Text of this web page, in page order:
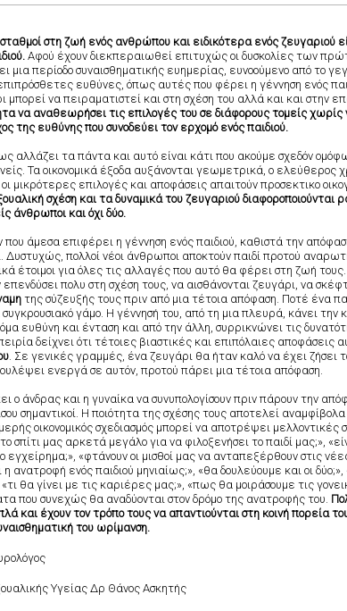
στη ζωή ενός ανθρώπου και ειδικότερα ενός ζευγαριού
Αφού έχουν διεκπεραιωθεί επιτυχώς οι δυσκολίες των
μια περίοδο συναισθηματικής ευημερίας, ευνοούμενο από το
ευθύνες, όπως αυτές που φέρει η γέννηση ενός
μπορεί να πειραματιστεί και στη σχέση του αλλά και και στην
να αναθεωρήσει τις επιλογές του σε διάφορους τομείς
της ευθύνης που συνοδεύει τον ερχομό ενός παιδιού.
αλλάζει τα πάντα και αυτό είναι κάτι που ακούμε σχεδόν
Τα οικονομικά έξοδα αυξάνονται γεωμετρικά, ο ελεύθερος
μικρότερες επιλογές και αποφάσεις απαιτούν προσεκτικο
σχέση και τα δυναμικά του ζευγαριού διαφοροποιούνται
άνθρωποι και όχι δύο.
άμεσα επιφέρει η γέννηση ενός παιδιού, καθιστά την
Δυστυχώς, πολλοί νέοι άνθρωποι αποκτούν παιδί προτού
έτοιμοι για όλες τις αλλαγές που αυτό θα φέρει στη ζωή
πολυ στη σχέση τους, να αισθάνονται ζευγάρι, να
της σύζευξής τους πριν από μια τέτοια απόφαση. Ποτέ ένα
γάμο. Η γέννησή του, από τη μια πλευρά, κάνει την
ευθύνη και ένταση και από την άλλη, συρρικνώνει τις
δείχνει ότι τέτοιες βιαστικές και επιπόλαιες αποφάσεις
. Σε γενικές γραμμές, ένα ζευγάρι θα ήταν καλό να έχει ζήσει
ενεργά σε αυτόν, προτού πάρει μια τέτοια απόφαση.
ο άνδρας και η γυναίκα να συνυπολογίσουν πριν πάρουν την
σημαντικοί. Η ποιότητα της σχέσης τους αποτελεί
οικονομικός σχεδιασμός μπορεί να αποτρέψει μελλοντικές
σπίτι μας αρκετά μεγάλο για να φιλοξενήσει το παιδί μας;»,
εγχείρημα;», «φτάνουν οι μισθοί μας να ανταπεξέρθουν στις
η ανατροφή ενός παιδιού μηνιαίως;», «θα δουλεύουμε και οι
«τι θα γίνει με τις καριέρες μας;», «πως θα μοιράσουμε τις
που συνεχώς θα αναδύονται στον δρόμο της ανατροφής του.
και έχουν τον τρόπο τους να απαντιούνται στη κοινή πορεία
του ωρίμανση.
Υγείας Δρ Θάνος Ασκητής